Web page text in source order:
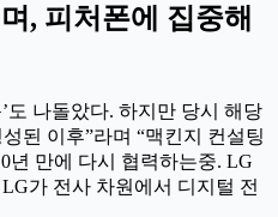
, 피처폰에 집중해
도 나돌았다. 하지만 당시 해당
된 이후”라며 “맥킨지 컨설팅
년 만에 다시 협력하는중. LG
가 전사 차원에서 디지털 전